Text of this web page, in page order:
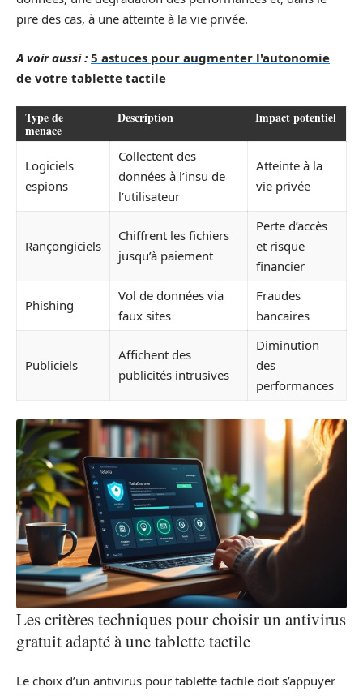
pire des cas, à une atteinte à la vie privée.
A voir aussi : 5 astuces pour augmenter l'autonomie
de votre tablette tactile
Type de
menace
Description Impact potentiel
Logiciels
espions
Collectent des
données à l’insu de
l’utilisateur
Atteinte à la
vie privée
Rançongiciels
Chiffrent les fichiers
jusqu’à paiement
Perte d’accès
et risque
financier
Phishing
Vol de données via
faux sites
Fraudes
bancaires
Publiciels
Affichent des
publicités intrusives
Diminution
des
performances
Les critères techniques pour choisir un antivirus
gratuit adapté à une tablette tactile
Le choix d’un antivirus pour tablette tactile doit s’appuyer